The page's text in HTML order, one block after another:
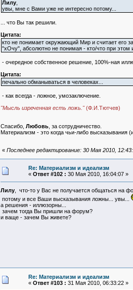
Лилу,
увы, мне с Вами уже не интересно потому...
... что Вы так решили.
Цитата:
кто не понимает окружающий Мир и считает его
"хОчу", абсолютно не понимая - кто/что при этом
- очередное собственное решение, 100%-ная
Цитата:
печально обманываться в человеках...
- как всегда - ложное, умозаключение.
"Мысль изреченная есть ложь."(Ф.И.Тютчев)
Спасибо, Любовь, за сотрудничество.
Материализм - это когда чьи-либо высказывания
« Последнее редактирование: 30 Мая 2010,
Re: Материализм и идеализм
« Ответ #102 : 30 Мая 2010, 16:04:07 »
Лилу, что-то у Вас не получается общаться на
потому и все Ваши высказывания ложны... увы...
а решения - иллюзорны...
зачем тогда Вы пришли на форум?
и ваще - зачем Вы живете?
Re: Материализм и идеализм
« Ответ #103 : 31 Мая 2010, 06:33:22 »